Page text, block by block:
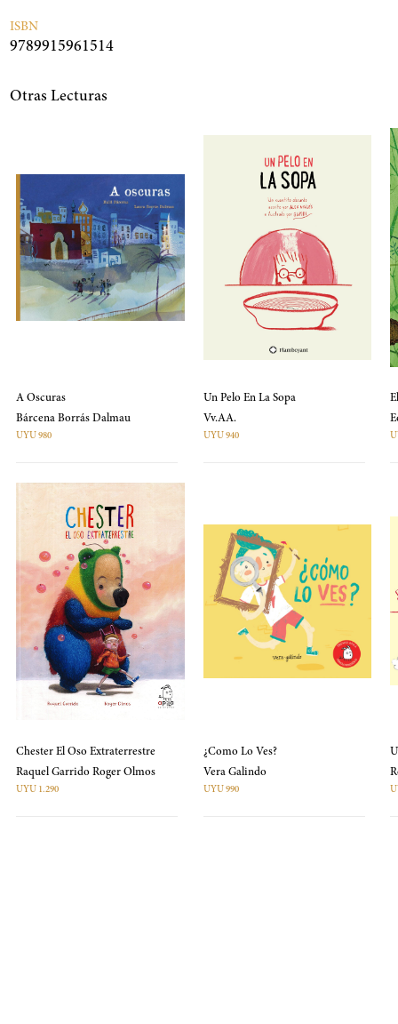
ISBN
9789915961514
Otras Lecturas
A Oscuras
Bárcena Borrás Dalmau
UYU 980
Un Pelo En La Sopa
Vv.AA.
UYU 940
Chester El Oso Extraterrestre
Raquel Garrido Roger Olmos
UYU 1.290
¿Como Lo Ves?
Vera Galindo
UYU 990